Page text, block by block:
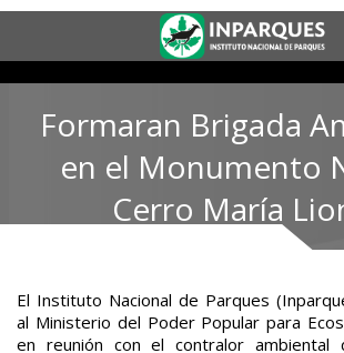
Formaran Brigada
en el Monumento
Cerro María
El Instituto Nacional de Parques
al Ministerio del Poder Popular para
en reunión con el contralor ambiental